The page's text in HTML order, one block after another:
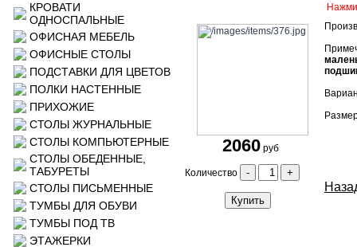
КРОВАТИ
ОДНОСПАЛЬНЫЕ
ОФИСНАЯ МЕБЕЛЬ
ОФИСНЫЕ СТОЛЫ
ПОДСТАВКИ ДЛЯ ЦВЕТОВ
ПОЛКИ НАСТЕННЫЕ
ПРИХОЖИЕ
СТОЛЫ ЖУРНАЛЬНЫЕ
СТОЛЫ КОМПЬЮТЕРНЫЕ
СТОЛЫ ОБЕДЕННЫЕ,
ТАБУРЕТЫ
СТОЛЫ ПИСЬМЕННЫЕ
ТУМБЫ ДЛЯ ОБУВИ
ТУМБЫ ПОД ТВ
ЭТАЖЕРКИ
2060 руб
Количество - +
Купить